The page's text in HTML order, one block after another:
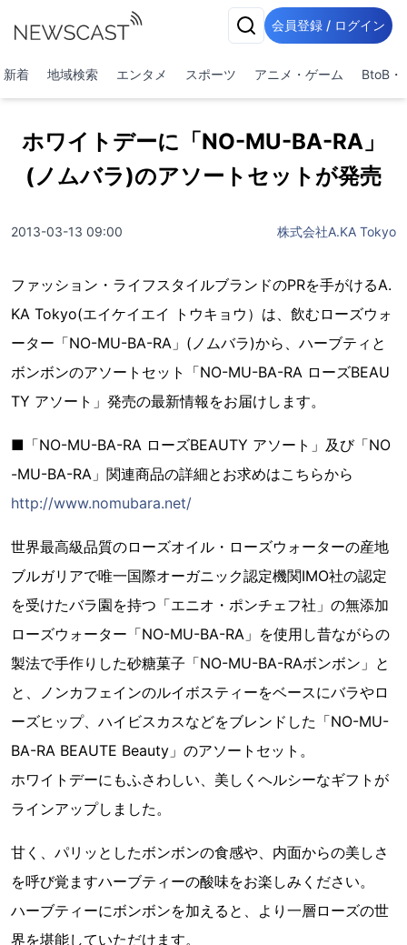
会員登録 / ログイン
新着 地域検索 エンタメ スポーツ アニメ・ゲーム BtoB・
ホワイトデーに「NO-MU-BA-RA」
(ノムバラ)のアソートセットが発売
2013-03-13 09:00 株式会社A.KA Tokyo
ファッション・ライフスタイルブランドのPRを手がけるA.
KA Tokyo(エイケイエイ トウキョウ）は、飲むローズウォ
ーター「NO-MU-BA-RA」(ノムバラ)から、ハーブティと
ボンボンのアソートセット「NO-MU-BA-RA ローズBEAU
TY アソート」発売の最新情報をお届けします。
■「NO-MU-BA-RA ローズBEAUTY アソート」及び「NO
-MU-BA-RA」関連商品の詳細とお求めはこちらから
http://www.nomubara.net/
世界最高級品質のローズオイル・ローズウォーターの産地
ブルガリアで唯一国際オーガニック認定機関IMO社の認定
を受けたバラ園を持つ「エニオ・ポンチェフ社」の無添加
ローズウォーター「NO-MU-BA-RA」を使用し昔ながらの
製法で手作りした砂糖菓子「NO-MU-BA-RAボンボン」と
と、ノンカフェインのルイボスティーをベースにバラやロ
ーズヒップ、ハイビスカスなどをブレンドした「NO-MU-
BA-RA BEAUTE Beauty」のアソートセット。
ホワイトデーにもふさわしい、美しくヘルシーなギフトが
ラインアップしました。
甘く、パリッとしたボンボンの食感や、内面からの美しさ
を呼び覚ますハーブティーの酸味をお楽しみください。
ハーブティーにボンボンを加えると、より一層ローズの世
界を堪能していただけます。